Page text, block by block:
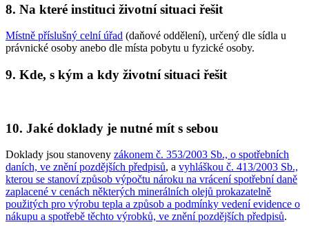
8. Na které instituci životní situaci řešit
Místně příslušný celní úřad (daňové oddělení), určený dle sídla u
právnické osoby anebo dle místa pobytu u fyzické osoby.
9. Kde, s kým a kdy životní situaci řešit
10. Jaké doklady je nutné mít s sebou
Doklady jsou stanoveny zákonem č. 353/2003 Sb., o spotřebních
daních, ve znění pozdějších předpisů, a vyhláškou č. 413/2003 Sb.,
kterou se stanoví způsob výpočtu nároku na vrácení spotřební daně
zaplacené v cenách některých minerálních olejů prokazatelně
použitých pro výrobu tepla a způsob a podmínky vedení evidence o
nákupu a spotřebě těchto výrobků, ve znění pozdějších předpisů.